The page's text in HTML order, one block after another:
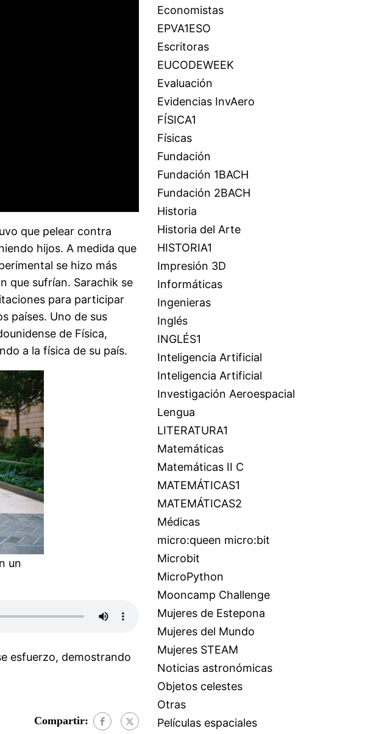
que pelear contra
hijos. A medida que
se hizo más
que sufrían. Sarachik se
para participar
países. Uno de sus
de Física,
a la física de su país.
un
esfuerzo, demostrando
Compartir:
Economistas
EPVA1ESO
Escritoras
EUCODEWEEK
Evaluación
Evidencias InvAero
FÍSICA1
Físicas
Fundación
Fundación 1BACH
Fundación 2BACH
Historia
Historia del Arte
HISTORIA1
Impresión 3D
Informáticas
Ingenieras
Inglés
INGLÉS1
Inteligencia Artificial
Inteligencia Artificial
Investigación Aeroespacial
Lengua
LITERATURA1
Matemáticas
Matemáticas II C
MATEMÁTICAS1
MATEMÁTICAS2
Médicas
micro:queen micro:bit
Microbit
MicroPython
Mooncamp Challenge
Mujeres de Estepona
Mujeres del Mundo
Mujeres STEAM
Noticias astronómicas
Objetos celestes
Otras
Películas espaciales